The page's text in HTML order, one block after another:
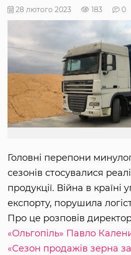
28 лютого 2023 183 0
Головні перепони
сезонів стосувалися
продукції. Війна в країні
експорту, порушила
Про це розповів
«Ольгопіль» Павло
«Сезон продажів зерна